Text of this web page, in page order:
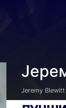
Jeremy Blewitt